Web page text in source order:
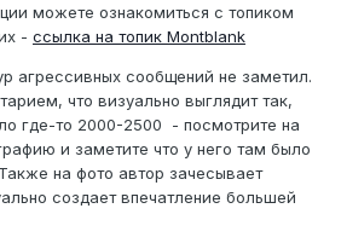
можете ознакомиться с топиком
- ссылка на топик Montblank
агрессивных сообщений не заметил.
что визуально выглядит так,
где-то 2000-2500 - посмотрите на
и заметите что у него там было
на фото автор зачесывает
создает впечатление большей